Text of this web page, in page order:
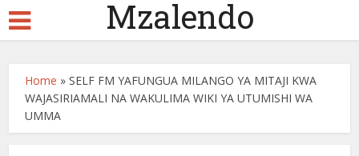
Mzalendo
Home »SELF FM YAFUNGUA MILANGO YA MITAJI KWA
WAJASIRIAMALI NA WAKULIMA WIKI YA UTUMISHI WA
UMMA